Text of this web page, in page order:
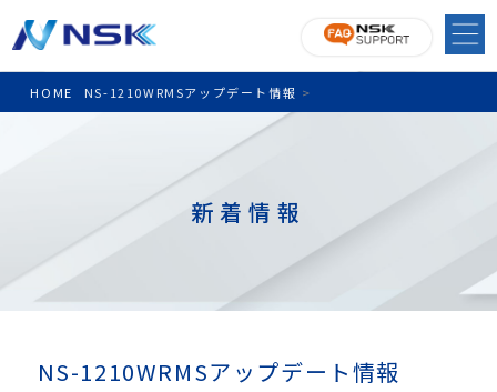
HOME >
NS-1210WRMSアップデート情報
新着情報
NS-1210WRMSアップデート情報